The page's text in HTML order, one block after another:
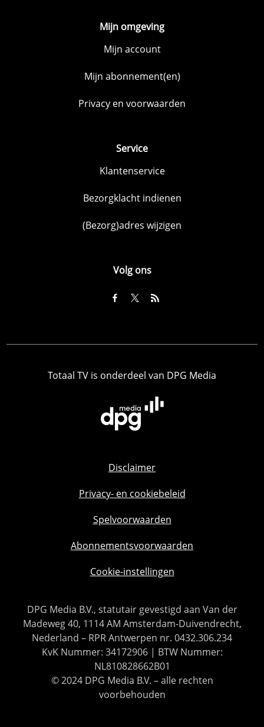
Mijn omgeving
Mijn account
Mijn abonnement(en)
Privacy en voorwaarden
Service
Klantenservice
Bezorgklacht indienen
(Bezorg)adres wijzigen
Volg ons
Totaal TV is onderdeel van DPG Media
Disclaimer
Privacy- en cookiebeleid
Spelvoorwaarden
Abonnementsvoorwaarden
Cookie-instellingen
DPG Media B.V., statutair gevestigd aan Van der
Madeweg 40, 1114 AM Amsterdam-Duivendrecht,
Nederland – RPR Antwerpen nr. 0432.306.234
KvK Nummer: 34172906 | BTW Nummer:
NL810828662B01
© 2024 DPG Media B.V. – alle rechten
voorbehouden